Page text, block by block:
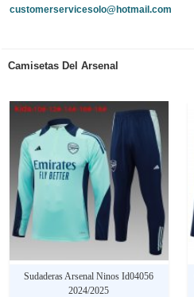
customerservicesolo@hotmail.com
Camisetas Del Arsenal
Sudaderas Arsenal Ninos Id04056
2024/2025